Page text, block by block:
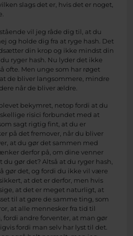
slags det er, hvis det er noget,
vil jeg råde dig til, at du
og holde dig fra at ryge hash. Det
din krop og ikke mindst din
ryger hash. Nu lyder det ikke
ofte. Men unge som har røget
de bliver langsommere, mindre
når de bliver ældre.
bekymret, netop fordi at du
risici forbundet med at
sagt rigtig fint, at du er
på det fremover, når du bliver
at du gør det sammen med
derfor på, om dine venner
du gør det? Altså at du ryger hash,
gør det, og fordi du ikke vil være
at det er derfor, men hvis
at det er meget naturligt, at
til at gøre de samme ting, som
at alle mennesker fra tid til
fordi andre forventer, at man gør
fordi man selv har lyst til det.